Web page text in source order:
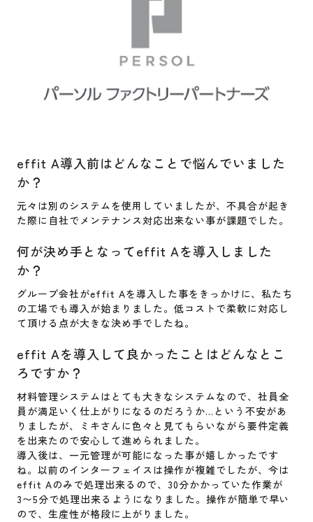
effit A導入前はどんなことで悩んでいました
か？
元々は別のシステムを使用していましたが、不具合が起き
た際に自社でメンテナンス対応出来ない事が課題でした。
何が決め手となってeffit Aを導入しました
か？
グループ会社がeffit Aを導入した事をきっかけに、私たち
の工場でも導入が始まりました。低コストで柔軟に対応し
て頂ける点が大きな決め手でしたね。
effit Aを導入して良かったことはどんなとこ
ろですか？
材料管理システムはとても大きなシステムなので、社員全
員が満足いく仕上がりになるのだろうか…という不安があ
りましたが、ミキさんに色々と見てもらいながら要件定義
を出来たので安心して進められました。
導入後は、一元管理が可能になった事が嬉しかったです
ね。以前のインターフェイスは操作が複雑でしたが、今は
effit Aのみで処理出来るので、30分かかっていた作業が
3〜5分で処理出来るようになりました。操作が簡単で早い
ので、生産性が格段に上がりました。